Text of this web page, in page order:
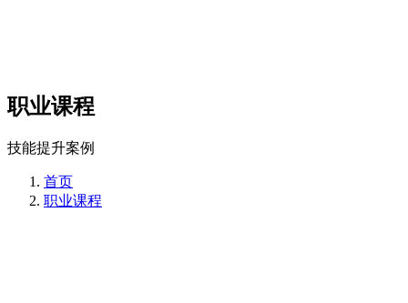
职业课程
技能提升案例
首页
职业课程